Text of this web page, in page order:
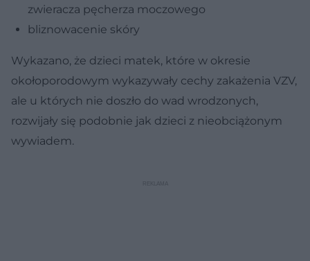
zwieracza pęcherza moczowego
bliznowacenie skóry
Wykazano, że dzieci matek, które w okresie
okołoporodowym wykazywały cechy zakażenia VZV,
ale u których nie doszło do wad wrodzonych,
rozwijały się podobnie jak dzieci z nieobciążonym
wywiadem.